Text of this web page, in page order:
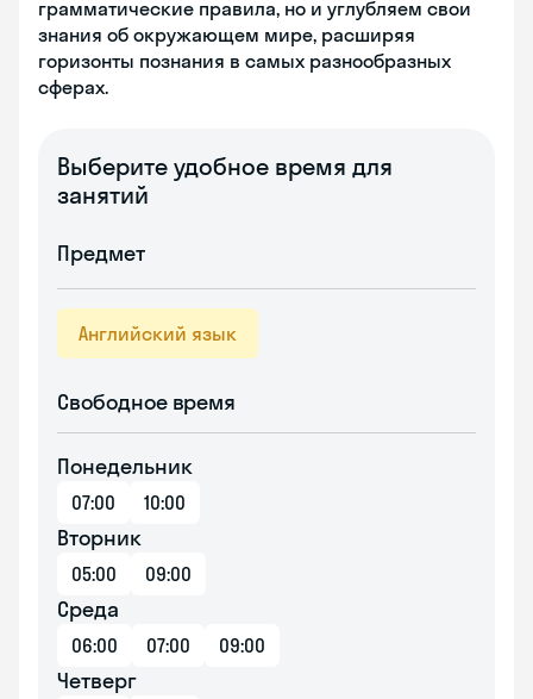
грамматические правила, но и углубляем свои
знания об окружающем мире, расширяя
горизонты познания в самых разнообразных
сферах.
Выберите удобное время для
занятий
Предмет
Английский язык
Свободное время
Понедельник
07:00 10:00
Вторник
05:00 09:00
Среда
06:00 07:00 09:00
Четверг